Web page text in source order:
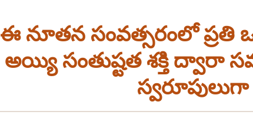
ఈ నూతన సంవత్సరంలో ప్రతి
అయ్యి సంతుష్టత శక్తి